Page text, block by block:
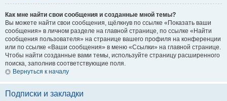
Как мне найти свои сообщения и созданные мной темы?
Вы можете найти свои сообщения, щёлкнув по ссылке «Показать ваши
сообщения» в личном разделе на главной странице, по ссылке «Найти
сообщения пользователя» на странице вашего профиля на конференции
или по ссылке «Ваши сообщения» в меню «Ссылки» на главной странице.
Чтобы найти созданные вами темы, используйте страницу расширенного
поиска, заполнив соответствующие поля.
Вернуться к началу
Подписки и закладки